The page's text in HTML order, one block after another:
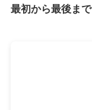
最初から最後まで